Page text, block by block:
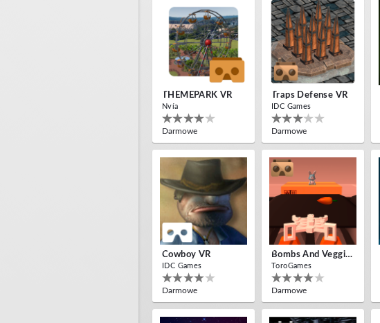
THEMEPARK VR
Nvía
Darmowe
Traps Defense VR
IDC Games
Darmowe
Cowboy VR
IDC Games
Darmowe
Bombs And Veggies
ToroGames
Darmowe